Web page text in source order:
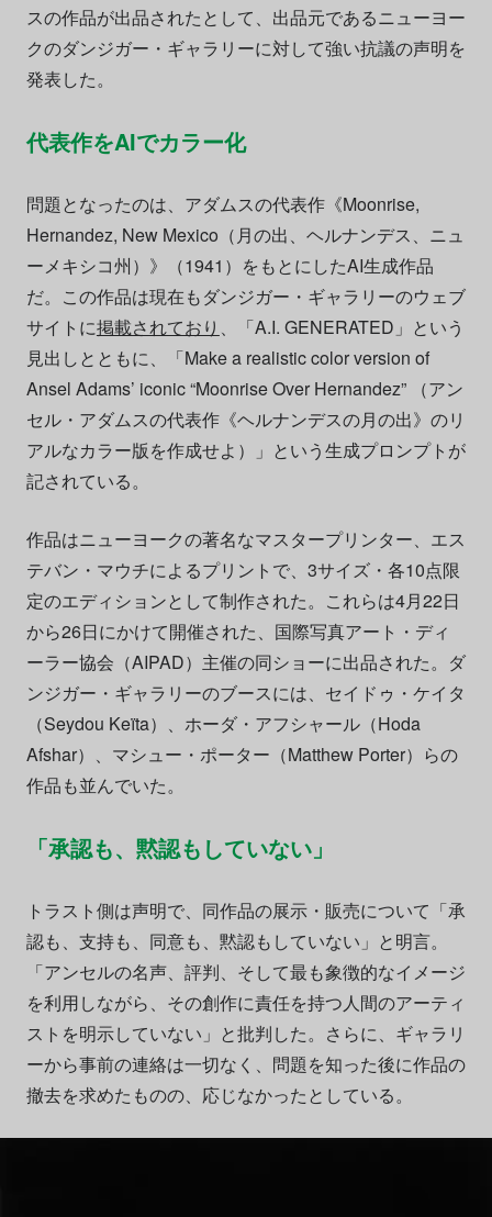
スの作品が出品されたとして、出品元であるニューヨー
クのダンジガー・ギャラリーに対して強い抗議の声明を
発表した。
代表作をAIでカラー化
問題となったのは、アダムスの代表作《Moonrise,
Hernandez, New Mexico（月の出、ヘルナンデス、ニュ
ーメキシコ州）》（1941）をもとにしたAI生成作品
だ。この作品は現在もダンジガー・ギャラリーのウェブ
サイトに掲載されており 、「A.I. GENERATED」という
見出しとともに、「Make a realistic color version of
Ansel Adams’ iconic “Moonrise Over Hernandez” （アン
セル・アダムスの代表作《ヘルナンデスの月の出》のリ
アルなカラー版を作成せよ）」という生成プロンプトが
記されている。
作品はニューヨークの著名なマスタープリンター、エス
テバン・マウチによるプリントで、3サイズ・各10点限
定のエディションとして制作された。これらは4月22日
から26日にかけて開催された、国際写真アート・ディ
ーラー協会（AIPAD）主催の同ショーに出品された。ダ
ンジガー・ギャラリーのブースには、セイドゥ・ケイタ
（Seydou Keïta）、ホーダ・アフシャール（Hoda
Afshar）、マシュー・ポーター（Matthew Porter）らの
作品も並んでいた。
「承認も、黙認もしていない」
トラスト側は声明で、同作品の展示・販売について「承
認も、支持も、同意も、黙認もしていない」と明言。
「アンセルの名声、評判、そして最も象徴的なイメージ
を利用しながら、その創作に責任を持つ人間のアーティ
ストを明示していない」と批判した。さらに、ギャラリ
ーから事前の連絡は一切なく、問題を知った後に作品の
撤去を求めたものの、応じなかったとしている。